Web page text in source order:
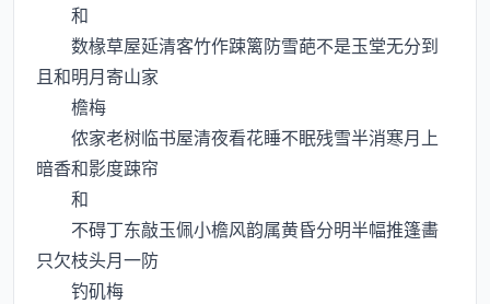
和
数椽草屋延清客竹作踈篱防雪葩不是玉堂无分到
且和明月寄山家
檐梅
侬家老树临书屋清夜看花睡不眠残雪半消寒月上
暗香和影度踈帘
和
不碍丁东敲玉佩小檐风韵属黄昏分明半幅推篷畵
只欠枝头月一防
钓矶梅